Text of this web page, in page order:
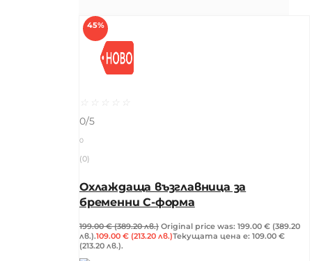
45%
☆ ☆ ☆ ☆
☆
0/5
0
(0)
Охлаждаща възглавница за
бременни C-форма
199.00€ (389.20 лв.) Original price was: 199.00 € (389.20
лв.).109.00 € (213.20 лв.)Текущата цена е: 109.00 €
(213.20 лв.).